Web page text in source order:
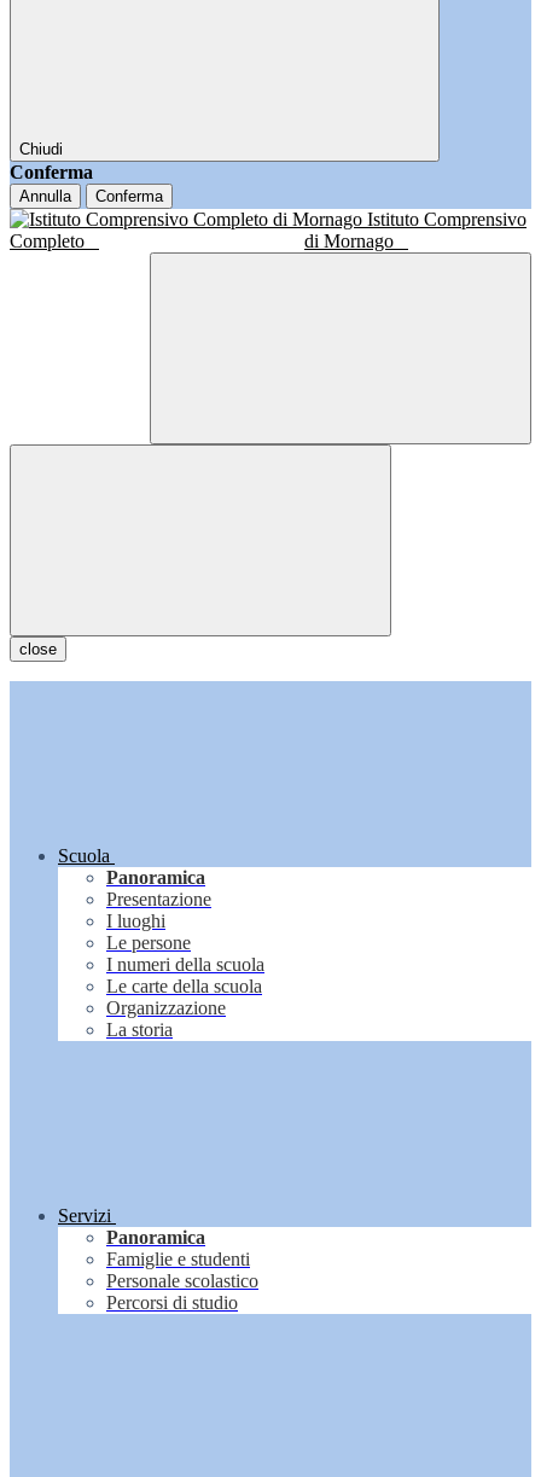
Chiudi
Conferma
Annulla Conferma
Istituto Comprensivo
Completo
di Mornago
close
Scuola
Panoramica
Presentazione
I luoghi
Le persone
I numeri della scuola
Le carte della scuola
Organizzazione
La storia
Servizi
Panoramica
Famiglie e studenti
Personale scolastico
Percorsi di studio